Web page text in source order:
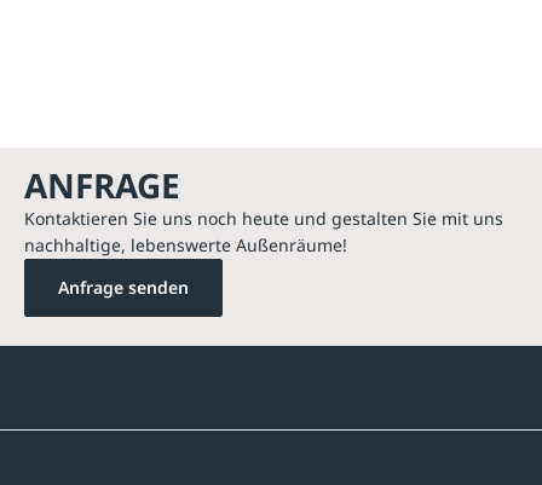
ANFRAGE
Kontaktieren Sie uns noch heute und gestalten Sie mit uns
nachhaltige, lebenswerte Außenräume!
Anfrage senden